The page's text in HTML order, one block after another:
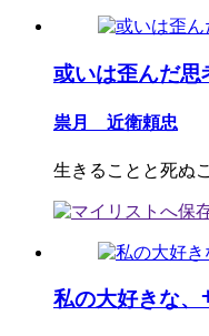
或いは歪んだ思
祟月 近衛頼忠
生きることと死ぬ
私の大好きな、